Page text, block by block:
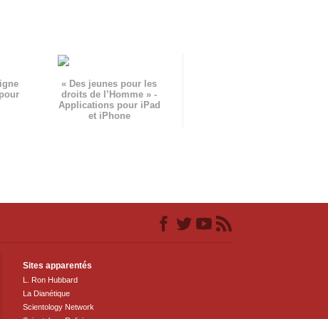
« Des jeunes pour les
droits de l’Homme » -
Applications pour iPad
et iPhone
Sites apparentés
L. Ron Hubbard
La Dianétique
Scientology Network